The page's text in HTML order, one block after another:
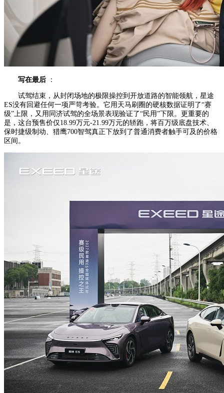
写在最后 ：
试驾结束，从封闭场地的极限操控到开放道路的智能领航，星途
ES没有回避任何一项严苛考验。它用天马刷圈的硬核数据证明了“赛
级”上限，又用同济试驾的全场景表现验证了“民用”下限。更重要的
是，这台预售价仅18.99万元-21.99万元的轿跑，将百万级底盘技术、
保时捷级制动、猎鹰700智驾真正下放到了普通消费者触手可及的价格
区间。